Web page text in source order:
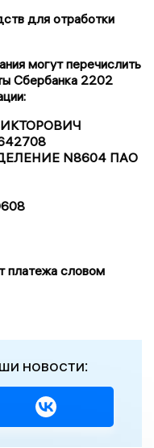
для отработки
могут перечислить
Сбербанка 2202
N8604 ПАО
платежа словом
новости: